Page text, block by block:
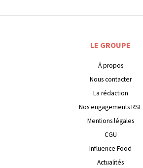
LE GROUPE
À propos
Nous contacter
La rédaction
Nos engagements RSE
Mentions légales
CGU
Influence Food
Actualités